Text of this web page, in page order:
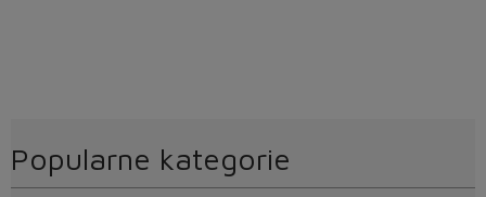
Popularne kategorie